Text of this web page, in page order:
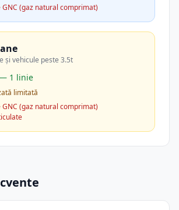
(gaz natural comprimat)
și vehicule peste 3.5t
1 linie
limitată
(gaz natural comprimat)